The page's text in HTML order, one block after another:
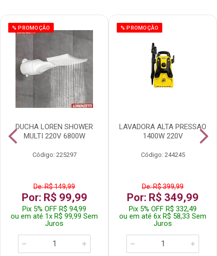
% PROMOÇÃO
DUCHA LOREN SHOWER
MULTI 220V 6800W
Código: 225297
De: R$ 149,99
Por: R$ 99,99
Pix 5% OFF R$ 94,99
ou em até 1x R$ 99,99 Sem
Juros
% PROMOÇÃO
LAVADORA ALTA PRESSAO
1400W 220V
Código: 244245
De: R$ 399,99
Por: R$ 349,99
Pix 5% OFF R$ 332,49
ou em até 6x R$ 58,33 Sem
Juros